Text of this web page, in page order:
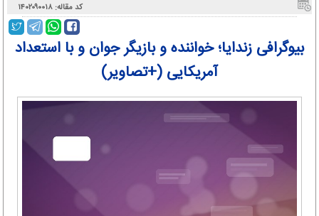
کد مقاله: ۱۴۰۲۰۹۰۰۱۸
بیوگرافی زندایا؛ خواننده و بازیگر جوان و با استعداد
آمریکایی (+تصاویر)